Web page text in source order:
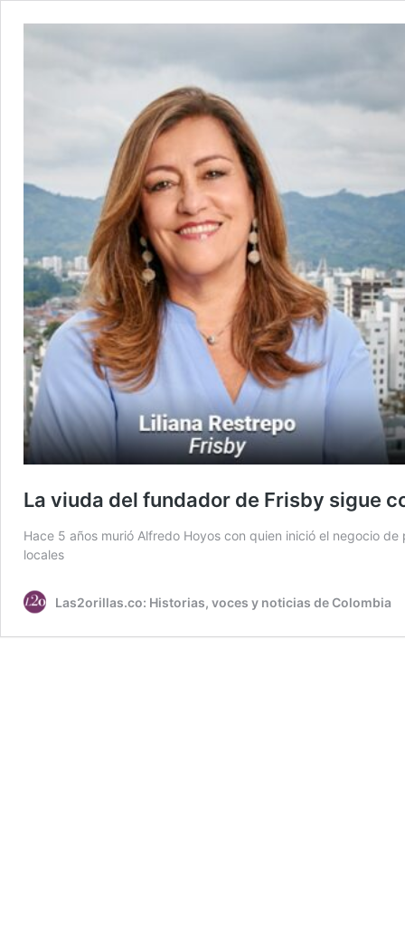
La viuda del fundador de Frisby sigue
Hace 5 años murió Alfredo Hoyos con quien inició el negocio
locales
Las2orillas.co: Historias, voces y noticias de Colombia